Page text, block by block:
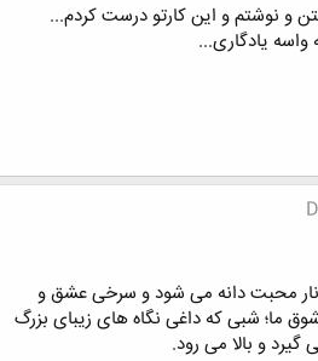
و نوشتم و این کارتو درست کردم...
واسه یادگاری...
محبت دانه مى شود و سرخى عشق و
شوق ما؛ شبى که داغى نگاه هاى زیباى بزرگ
و بالا مى رود.